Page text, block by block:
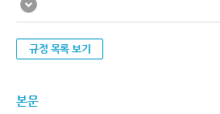
규정 목록 보기
본문